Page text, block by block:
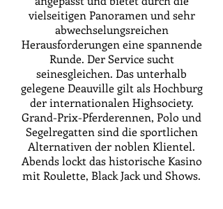
vielseitigen Panoramen und sehr
abwechselungsreichen
Herausforderungen eine spannende
Runde. Der Service sucht
seinesgleichen. Das unterhalb
gelegene Deauville gilt als Hochburg
der internationalen Highsociety.
Grand-Prix-Pferderennen, Polo und
Segelregatten sind die sportlichen
Alternativen der noblen Klientel.
Abends lockt das historische Kasino
mit Roulette, Black Jack und Shows.